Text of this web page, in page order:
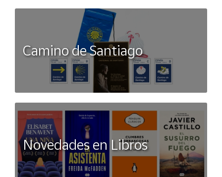
Camino de Santiago
Novedades en Libros